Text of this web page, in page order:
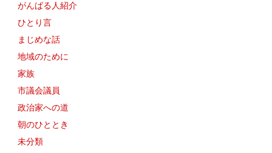
がんばる人紹介
ひとり言
まじめな話
地域のために
家族
市議会議員
政治家への道
朝のひととき
未分類